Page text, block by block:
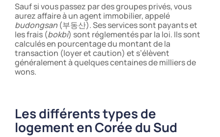
Sauf si vous passez par des groupes privés, vous
aurez affaire à un agent immobilier, appelé
budongsan (부동산). Ses services sont payants et
les frais (bokbi) sont réglementés par la loi. Ils sont
calculés en pourcentage du montant de la
transaction (loyer et caution) et s’élèvent
généralement à quelques centaines de milliers de
wons.
Les différents types de
logement en Corée du Sud